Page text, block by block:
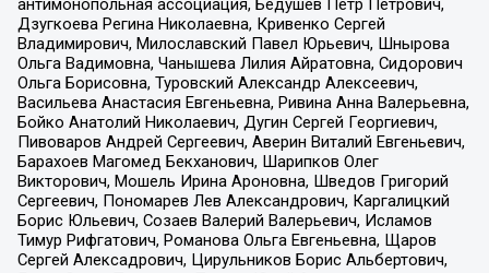
Дзугкоева Регина Николаевна, Кривенко Сергей
Владимирович, Милославский Павел Юрьевич, Шнырова
Ольга Вадимовна, Чанышева Лилия Айратовна, Сидорович
Ольга Борисовна, Туровский Александр Алексеевич,
Васильева Анастасия Евгеньевна, Ривина Анна Валерьевна,
Бойко Анатолий Николаевич, Дугин Сергей Георгиевич,
Пивоваров Андрей Сергеевич, Аверин Виталий Евгеньевич,
Барахоев Магомед Бекханович, Шарипков Олег
Викторович, Мошель Ирина Ароновна, Шведов Григорий
Сергеевич, Пономарев Лев Александрович, Каргалицкий
Борис Юльевич, Созаев Валерий Валерьевич, Исламов
Тимур Рифгатович, Романова Ольга Евгеньевна, Щаров
Сергей Алексадрович, Цирульников Борис Альбертович,